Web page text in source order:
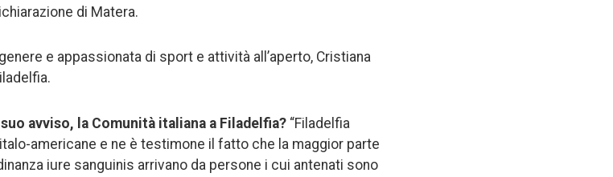
di Matera.
e appassionata di sport e attività all’aperto, Cristiana
avviso, la Comunità italiana a Filadelfia? “Filadelfia
americane e ne è testimone il fatto che la maggior parte
iure sanguinis arrivano da persone i cui antenati sono